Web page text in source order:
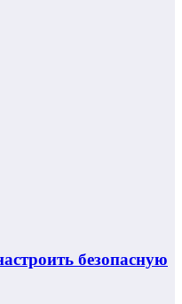
безопасную